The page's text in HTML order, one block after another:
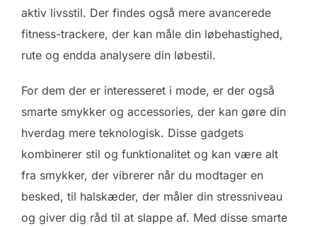
aktiv livsstil. Der findes også mere avancerede
fitness-trackere, der kan måle din løbehastighed,
rute og endda analysere din løbestil.
For dem der er interesseret i mode, er der også
smarte smykker og accessories, der kan gøre din
hverdag mere teknologisk. Disse gadgets
kombinerer stil og funktionalitet og kan være alt
fra smykker, der vibrerer når du modtager en
besked, til halskæder, der måler din stressniveau
og giver dig råd til at slappe af. Med disse smarte